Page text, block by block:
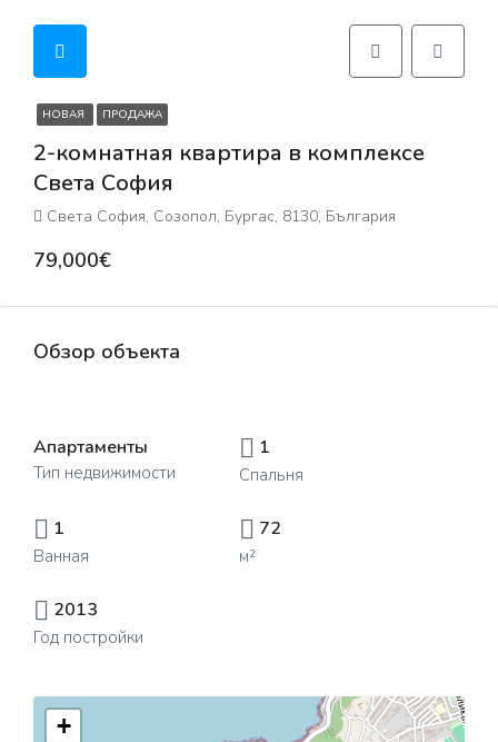
НОВАЯ ПРОДАЖА
2-комнатная квартира в комплексе
Света София
Света София, Созопол, Бургас, 8130, България
79,000€
Обзор объекта
Апартаменты
Тип недвижимости
1
Спальня
1
Ванная
72
м²
2013
Год постройки
+